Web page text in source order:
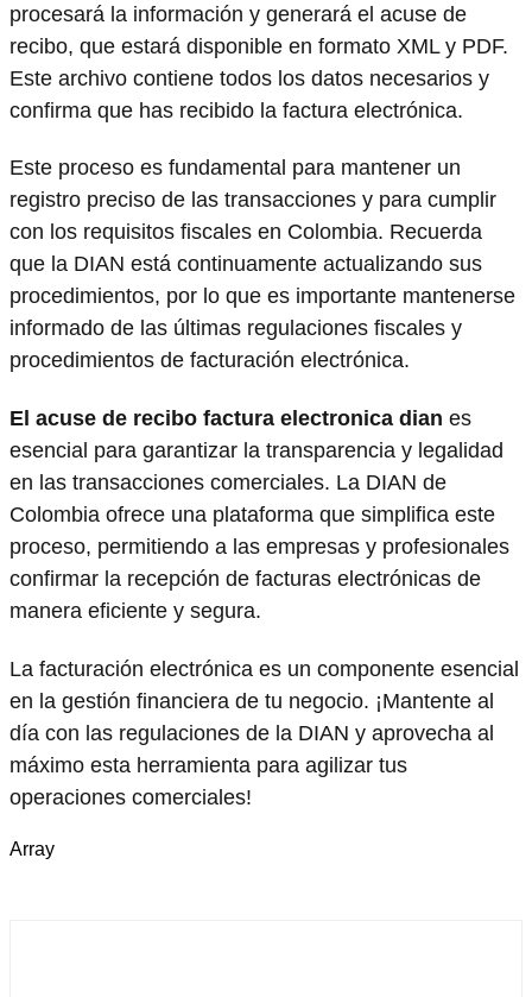
procesará la información y generará el acuse de
recibo, que estará disponible en formato XML y PDF.
Este archivo contiene todos los datos necesarios y
confirma que has recibido la factura electrónica.
Este proceso es fundamental para mantener un
registro preciso de las transacciones y para cumplir
con los requisitos fiscales en Colombia. Recuerda
que la DIAN está continuamente actualizando sus
procedimientos, por lo que es importante mantenerse
informado de las últimas regulaciones fiscales y
procedimientos de facturación electrónica.
El acuse de recibo factura electronica dian es
esencial para garantizar la transparencia y legalidad
en las transacciones comerciales. La DIAN de
Colombia ofrece una plataforma que simplifica este
proceso, permitiendo a las empresas y profesionales
confirmar la recepción de facturas electrónicas de
manera eficiente y segura.
La facturación electrónica es un componente esencial
en la gestión financiera de tu negocio. ¡Mantente al
día con las regulaciones de la DIAN y aprovecha al
máximo esta herramienta para agilizar tus
operaciones comerciales!
Array